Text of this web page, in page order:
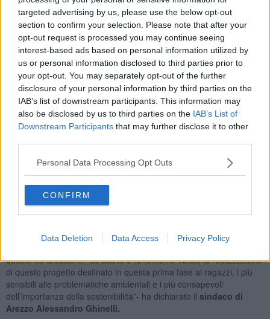
targeted advertising by us, please use the below opt-out
section to confirm your selection. Please note that after your
opt-out request is processed you may continue seeing
interest-based ads based on personal information utilized by
us or personal information disclosed to third parties prior to
your opt-out. You may separately opt-out of the further
disclosure of your personal information by third parties on the
IAB’s list of downstream participants. This information may
also be disclosed by us to third parties on the IAB’s List of
Downstream Participants that may further disclose it to other
Personal Data Processing Opt Outs
CONFIRM
Data Deletion Data Access Privacy Policy
da fonti rinnovabili, tecnologie per il recupero e riciclaggio dei rifiuti
economia circolare, urban-mining, stili alimentari e salute, e
approfondimenti sul panorama impiantistico internazionale, energia
e normativa ambientale.
“Prima le risorse finivano in discarica, oggi non più grazie allo
sviluppo impiantistico- ha dettoGiacomo Cherici, presidente di
Aisa Impianti s.p.a. Produciamo biometano dalla frazione
organica differenziata, e con questo siamo in grado da una parte di
non impattare sulle bollette, dall’altra di iniziare finalmente a
premiare i giovani meritevoli. Siamo all’anno zero di questa
iniziativa. Lo sviluppo di tutta la centrale di recupero ci permette di
traguardare un risultato molto importante in termini di risorse da
riversare sulla comunità. Superata quindi la prima parte del
pagamento dei mutui, che è notoriamente la più faticosa, avremo
euro l’anno”.
card è la dimostrazione plastica del funzionamento dell’economia
questo ho creduto fin da subito e fortemente voluto la realizzazione
di questo progetto destinato in questa prima fase ai ragazzi, i più
sensibili alle problematiche ambientali e i più consapevoli
dell’importanza della sostenibililtà”- ha dichiarato il sindaco di
Arezzo Alessandro Ghinelli.